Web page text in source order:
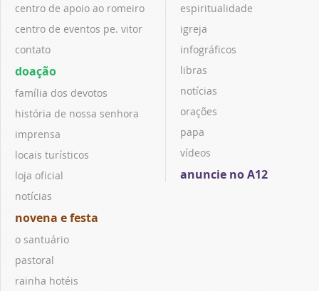
centro de apoio ao romeiro
centro de eventos pe. vitor
contato
doação
família dos devotos
história de nossa senhora
imprensa
locais turísticos
loja oficial
notícias
novena e festa
o santuário
pastoral
rainha hotéis
espiritualidade
igreja
infográficos
libras
notícias
orações
papa
vídeos
anuncie no A12